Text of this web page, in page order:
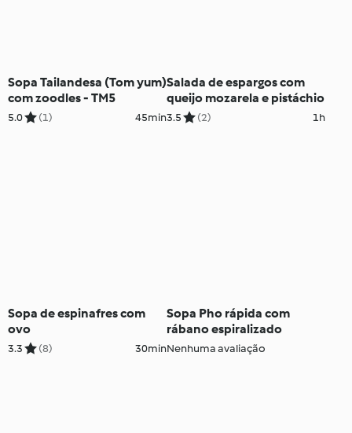
Sopa Tailandesa (Tom yum)
com zoodles - TM5
5.0 (1) 45min
Salada de espargos com
queijo mozarela e pistáchio
3.5 (2) 1h
Sopa de espinafres com
ovo
3.3 (8) 30min
Sopa Pho rápida com
rábano espiralizado
Nenhuma avaliação